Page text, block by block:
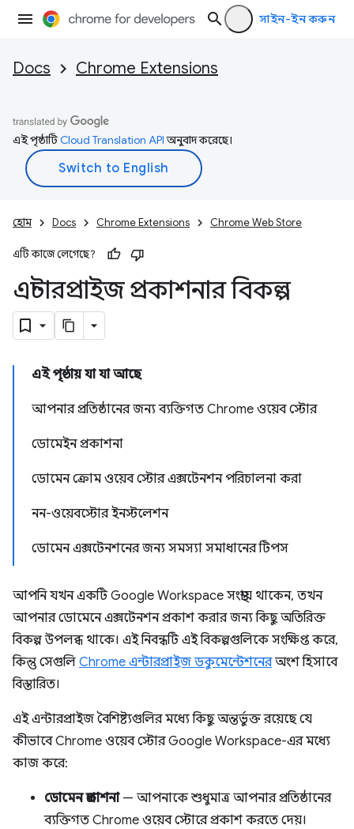
সাইন-ইন করুন
Docs Chrome Extensions
এই পৃষ্ঠাটিCloud Translation APIঅনুবাদ করেছে।
হোম Docs Chrome Extensions Chrome Web Store
এটি কাজে লেগেছে?
এন্টারপ্রাইজ প্রকাশনার বিকল্প
এই পৃষ্ঠায় যা যা আছে
আপনার প্রতিষ্ঠানের জন্য ব্যক্তিগত Chrome ওয়েব স্টোর
ডোমেইন প্রকাশনা
ডোমেন ক্রোম ওয়েব স্টোর এক্সটেনশন পরিচালনা করা
নন-ওয়েবস্টোর ইনস্টলেশন
ডোমেন এক্সটেনশনের জন্য সমস্যা সমাধানের টিপস
আপনি যখন একটি Google Workspace সংস্থায় থাকেন, তখন
আপনার ডোমেনে এক্সটেনশন প্রকাশ করার জন্য কিছু অতিরিক্ত
বিকল্প উপলব্ধ থাকে। এই নিবন্ধটি এই বিকল্পগুলিকে সংক্ষিপ্ত করে,
কিন্তু সেগুলি Chrome এন্টারপ্রাইজ ডকুমেন্টেশনেরঅংশ হিসাবে
বিস্তারিত।
এই এন্টারপ্রাইজ বৈশিষ্ট্যগুলির মধ্যে কিছু অন্তর্ভুক্ত রয়েছে যে
কীভাবে Chrome ওয়েব স্টোর Google Workspace-এর মধ্যে
কাজ করে:
ডোমেন প্রকাশনা— আপনাকে শুধুমাত্র আপনার প্রতিষ্ঠানের
ব্যক্তিগত Chrome ওয়েব স্টোরে প্রকাশ করতে দেয়।